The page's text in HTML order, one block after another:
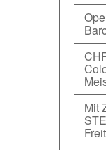
Mit